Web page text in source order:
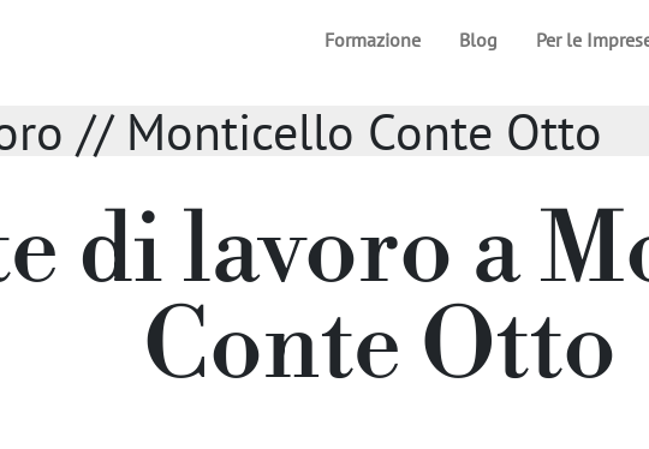
Formazione Blog Per le
// Monticello Conte Otto
di lavoro a
Conte Otto